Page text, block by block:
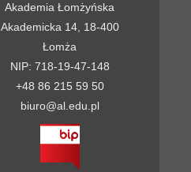
Akademia Łomżyńska
Akademicka 14, 18-400
Łomża
NIP: 718-19-47-148
+48 86 215 59 50
biuro@al.edu.pl